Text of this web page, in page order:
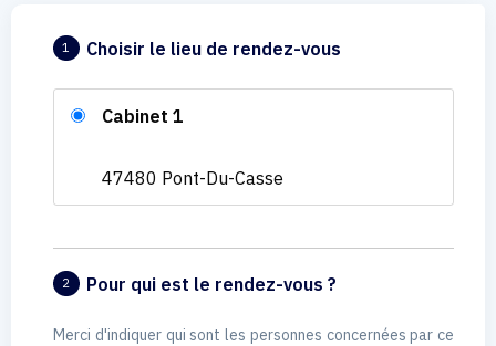
1 Choisir le lieu de rendez-vous
Cabinet 1
47480 Pont-Du-Casse
2 Pour qui est le rendez-vous ?
Merci d'indiquer qui sont les personnes concernées par ce